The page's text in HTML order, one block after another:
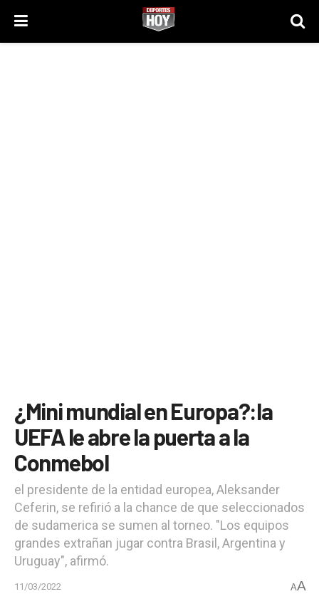
¿Mini mundial en Europa?:la
UEFA le abre la puerta a la
Conmebol
el presidente de la entidad europea, Aleksander
Ceferin, se refirió a la chance de que seleccionados
de sudamerica se sumen al torneo. "Los equipos
grandes extrañan jugar contra Brasil, Argentina y
Uruguay", afirmó.
11/03/2022 AA